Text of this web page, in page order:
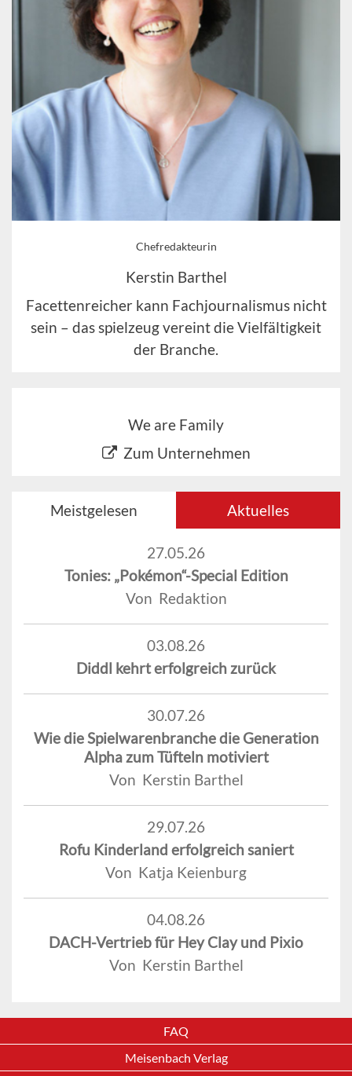
Chefredakteurin
Kerstin Barthel
Facettenreicher kann Fachjournalismus nicht
sein – das spielzeug vereint die Vielfältigkeit
der Branche.
We are Family
Zum Unternehmen
Meistgelesen Aktuelles
27.05.26
Tonies: „Pokémon“-Special Edition
Von Redaktion
03.08.26
Diddl kehrt erfolgreich zurück
30.07.26
Wie die Spielwarenbranche die Generation
Alpha zum Tüfteln motiviert
Von Kerstin Barthel
29.07.26
Rofu Kinderland erfolgreich saniert
Von Katja Keienburg
04.08.26
DACH-Vertrieb für Hey Clay und Pixio
Von Kerstin Barthel
FAQ
Meisenbach Verlag